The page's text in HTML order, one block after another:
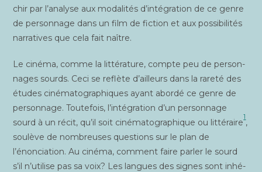
chir par l’analyse aux moda­li­tés d’intégration de ce genre
de per­son­nage dans un film de fic­tion et aux pos­si­bi­li­tés
nar­ra­tives que cela fait naître.
Le ciné­ma, comme la lit­té­ra­ture, compte peu de per­son­
nages sourds. Ceci se reflète d’ailleurs dans la rare­té des
études ciné­ma­to­gra­phiques ayant abor­dé ce genre de
per­son­nage. Tou­te­fois, l’intégration d’un per­son­nage
sourd à un récit, qu’il soit ciné­ma­to­gra­phique ou lit­té­raire
1
,
sou­lève de nom­breuses ques­tions sur le plan de
l’énonciation. Au ciné­ma, com­ment faire par­ler le sourd
s’il n’utilise pas sa voix? Les langues des signes sont inhé­